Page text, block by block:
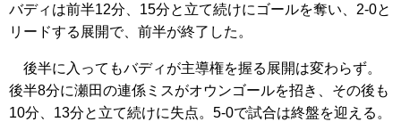
バディは前半12分、15分と立て続けにゴールを奪い、2-0と
リードする展開で、前半が終了した。
後半に入ってもバディが主導権を握る展開は変わらず。
後半8分に瀬田の連係ミスがオウンゴールを招き、その後も
10分、13分と立て続けに失点。5-0で試合は終盤を迎える。